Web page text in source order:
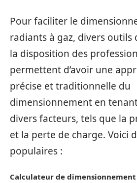
Pour faciliter le
radiants à gaz, divers outils
la disposition des
permettent d’avoir une
précise et traditionnelle du
dimensionnement en
divers facteurs, tels que la
et la perte de charge. Voici
populaires :
Calculateur de